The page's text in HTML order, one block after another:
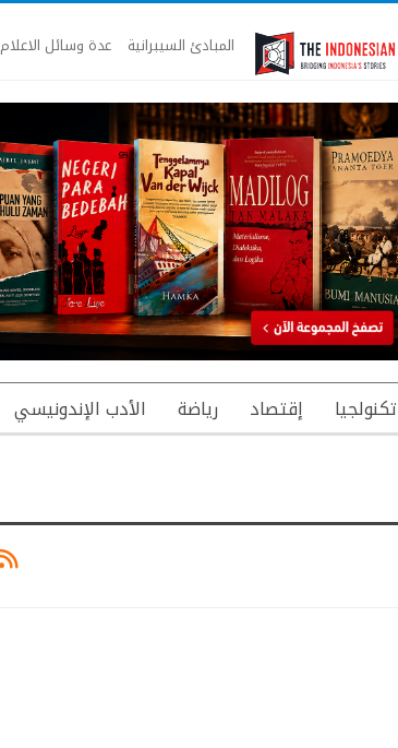
المبادئ السيبرانية عدة وسائل الاعلام
تكنولجيا إقتصاد رياضة الأدب الإندونيسي